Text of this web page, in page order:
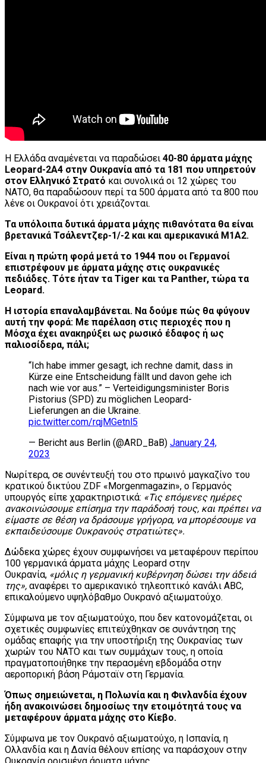
Η Ελλάδα αναμένεται να παραδώσει 40-80 άρματα μάχης
Leopard-2A4 στην Ουκρανία από τα 181 που υπηρετούν
στον Ελληνικό Στρατό και συνολικά οι 12 χώρες του
ΝΑΤΟ, θα παραδώσουν περί τα 500 άρματα από τα 800 που
λένε οι Ουκρανοί ότι χρειάζονται.
Τα υπόλοιπα δυτικά άρματα μάχης πιθανότατα θα είναι
βρετανικά Τσάλεντζερ-1/-2 και και αμερικανικά Μ1Α2.
Είναι η πρώτη φορά μετά το 1944 που οι Γερμανοί
επιστρέφουν με άρματα μάχης στις ουκρανικές
πεδιάδες. Τότε ήταν τα Tiger και τα Panther, τώρα τα
Leopard.
H ιστορία επαναλαμβάνεται. Να δούμε πώς θα φύγουν
αυτή την φορά: Με παρέλαση στις περιοχές που η
Μόσχα έχει ανακηρύξει ως ρωσικό έδαφος ή ως
παλιοσίδερα, πάλι;
“Ich habe immer gesagt, ich rechne damit, dass in
Kürze eine Entscheidung fällt und davon gehe ich
nach wie vor aus.” – Verteidigungsminister Boris
Pistorius (SPD) zu möglichen Leopard-
Lieferungen an die Ukraine.
pic.twitter.com/rqjMGetnl5
— Bericht aus Berlin (@ARD_BaB) January 24,
2023
Νωρίτερα, σε συνέντευξή του στο πρωινό μαγκαζίνο του
κρατικού δικτύου ZDF «Morgenmagazin», ο Γερμανός
υπουργός είπε χαρακτηριστικά: «Τις επόμενες ημέρες
ανακοινώσουμε επίσημα την παράδοσή τους, και πρέπει να
είμαστε σε θέση να δράσουμε γρήγορα, να μπορέσουμε να
εκπαιδεύσουμε Ουκρανούς στρατιώτες».
Δώδεκα χώρες έχουν συμφωνήσει να μεταφέρουν περίπου
100 γερμανικά άρματα μάχης Leopard στην
Ουκρανία, «μόλις η γερμανική κυβέρνηση δώσει την άδειά
της», αναφέρει το αμερικανικό τηλεοπτικό κανάλι ABC,
επικαλούμενο υψηλόβαθμο Ουκρανό αξιωματούχο.
Σύμφωνα με τον αξιωματούχο, που δεν κατονομάζεται, οι
σχετικές συμφωνίες επιτεύχθηκαν σε συνάντηση της
ομάδας επαφής για την υποστήριξη της Ουκρανίας των
χωρών του ΝΑΤΟ και των συμμάχων τους, η οποία
πραγματοποιήθηκε την περασμένη εβδομάδα στην
αεροπορική βάση Ράμσταϊν στη Γερμανία.
Όπως σημειώνεται, η Πολωνία και η Φινλανδία έχουν
ήδη ανακοινώσει δημοσίως την ετοιμότητά τους να
μεταφέρουν άρματα μάχης στο Κίεβο.
Σύμφωνα με τον Ουκρανό αξιωματούχο, η Ισπανία, η
Ολλανδία και η Δανία θέλουν επίσης να παράσχουν στην